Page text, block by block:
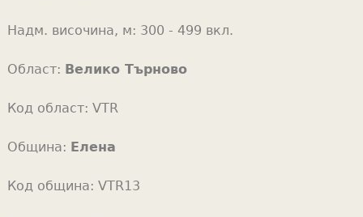
Надм. височина, м: 300 - 499 вкл.
Област: Велико Търново
Код област: VTR
Община: Елена
Код община: VTR13